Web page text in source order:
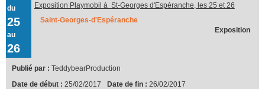
du
25
au
26
Exposition Playmobil à St-Georges d'Espéranche, les 25 et 26
février 2017 organisée par l'association cinématographique, La
Teddybear Production !!!
Saint-Georges-d'Espéranche
Exposition
Publié par : TeddybearProduction
Date de début : 25/02/2017 Date de fin : 26/02/2017